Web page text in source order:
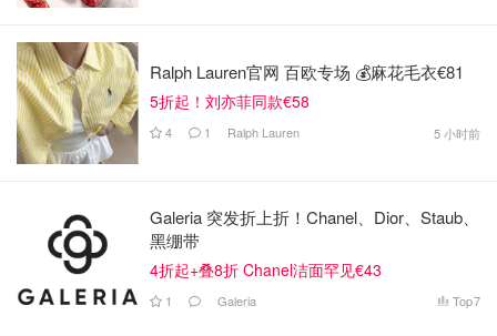
Ralph Lauren官网 百欧专场 💰麻花毛衣€81
5折起！刘亦菲同款€58
4 1 Ralph Lauren 5 小时前
Galeria 突发折上折！Chanel、Dior、Staub、
黑绷带
4折起+叠8折 Chanel洁面罕见€43
1 Galeria Top7